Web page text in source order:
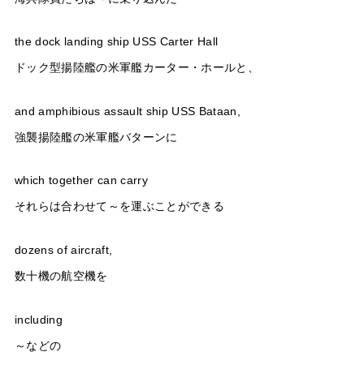
the dock landing ship USS Carter Hall
ドック型揚陸艦の米軍艦カーター・ホールと、
and amphibious assault ship USS Bataan,
強襲揚陸艦の米軍艦バターンに
which together can carry
それらは合わせて～を運ぶことができる
dozens of aircraft,
数十機の航空機を
including
～などの